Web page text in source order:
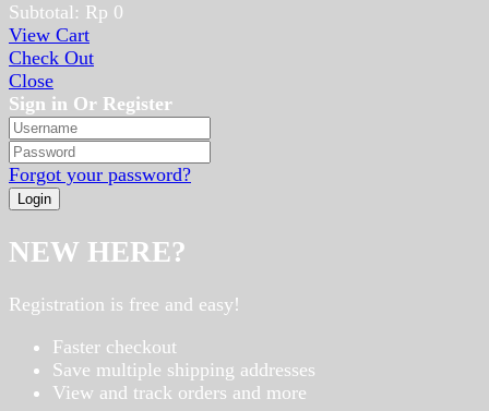
Subtotal: Rp 0
View Cart
Check Out
Close
Sign in Or Register
Forgot your password?
NEW HERE?
Registration is free and easy!
Faster checkout
Save multiple shipping addresses
View and track orders and more